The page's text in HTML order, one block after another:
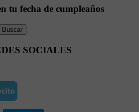
tu fecha de cumpleaños
Buscar
SOCIALES